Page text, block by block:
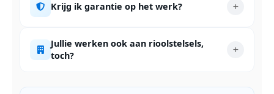
Krijg ik garantie op het werk?
Jullie werken ook aan rioolstelsels,
toch?